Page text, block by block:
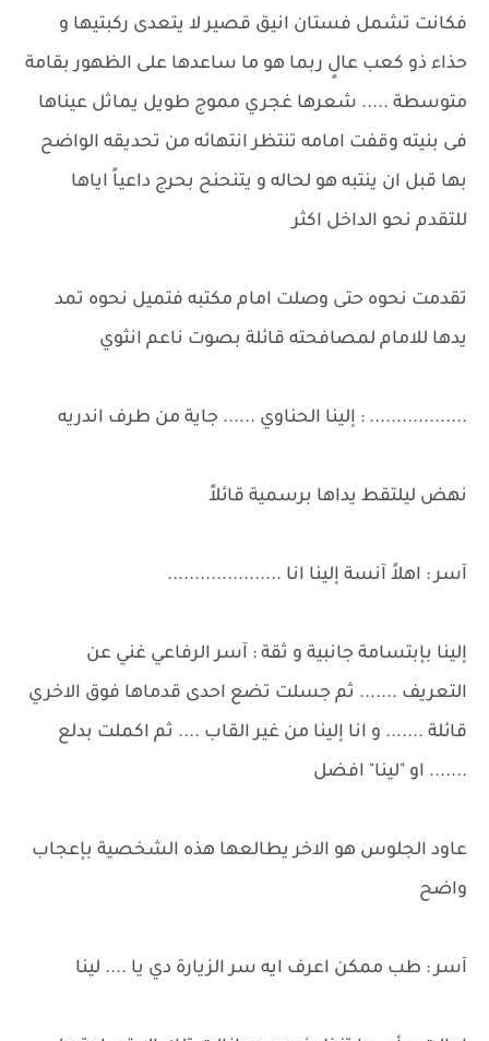
فكانت تشمل فستان انيق قصير لا يتعدى ركبتيها و
حذاء ذو كعب عالٍ ربما هو ما ساعدها على الظهور بقامة
متوسطة ..... شعرها غجري مموج طويل يماثل عيناها
فى بنيته وقفت امامه تنتظر انتهائه من تحديقه الواضح
بها قبل ان ينتبه هو لحاله و يتنحنح بحرج داعياً اياها
للتقدم نحو الداخل اكثر
تقدمت نحوه حتى وصلت امام مكتبه فتميل نحوه تمد
يدها للامام لمصافحته قائلة بصوت ناعم انثوي
.................. : إلينا الحناوي ...... جاية من طرف اندريه
نهض ليلتقط يداها برسمية قائلاً
آسر : اهلاً آنسة إلينا انا .....................
إلينا بإبتسامة جانبية و ثقة : آسر الرفاعي غني عن
التعريف ....... ثم جسلت تضع احدى قدماها فوق الاخري
قائلة ....... و انا إلينا من غير القاب .... ثم اكملت بدلع
....... او "لينا" افضل
عاود الجلوس هو الاخر يطالعها هذه الشخصية بإعجاب
واضح
آسر : طب ممكن اعرف ايه سر الزيارة دي يا .... لينا